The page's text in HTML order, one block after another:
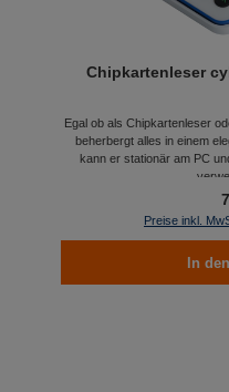
Chipkartenleser
Egal ob als Chipkartenleser
beherbergt alles in einem
kann er stationär am PC
Preise inkl.
In